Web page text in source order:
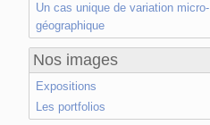
Un cas unique de variation micro-
géographique
Nos images
Expositions
Les portfolios